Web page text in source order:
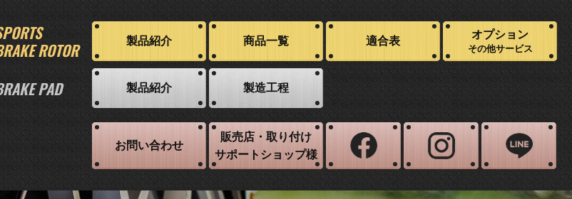
ROTOR
製品紹介 商品一覧 適合表
オプション
その他サービス
PAD 製品紹介 製造工程
お問い合わせ
販売店・取り付け
サポートショップ様